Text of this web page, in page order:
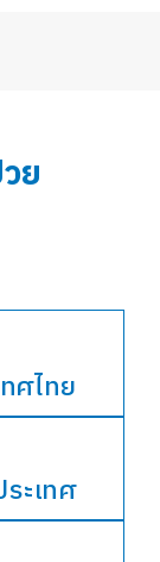
ย
ศไทย
ะเทศ